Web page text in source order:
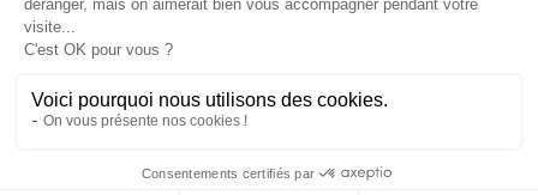
05 45 24 08 79
Communauté de Communes Lavalette Tude Dronne